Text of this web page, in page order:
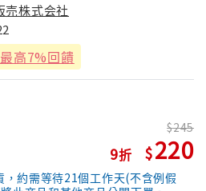
売株式会社
高7%回饋
9
245
220
，約需等待21個工作天(不含例假